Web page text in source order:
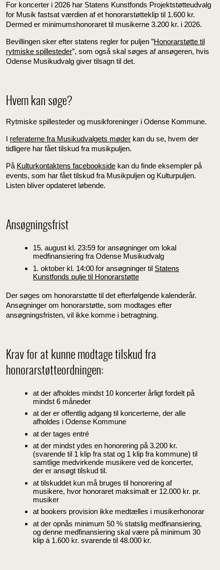
For koncerter i 2026 har Statens Kunstfonds Projektstøtteudvalg
for Musik fastsat værdien af et honorarstøtteklip til 1.600 kr.
Dermed er minimumshonoraret til musikerne 3.200 kr. i 2026.
Bevillingen sker efter statens regler for puljen ”Honorarstøtte til
rytmiske spillesteder”, som også skal søges af ansøgeren, hvis
Odense Musikudvalg giver tilsagn til det.
Hvem kan søge?
Rytmiske spillesteder og musikforeninger i Odense Kommune.
I referaterne fra Musikudvalgets møder kan du se, hvem der
tidligere har fået tilskud fra musikpuljen.
På Kulturkontaktens facebookside kan du finde eksempler på
events, som har fået tilskud fra Musikpuljen og Kulturpuljen.
Listen bliver opdateret løbende.
Ansøgningsfrist
15. august kl. 23:59 for ansøgninger om lokal
medfinansiering fra Odense Musikudvalg
1. oktober kl. 14:00 for ansøgninger til Statens
Kunstfonds pulje til Honorarstøtte
Der søges om honorarstøtte til det efterfølgende kalenderår.
Ansøgninger om honorarstøtte, som modtages efter
ansøgningsfristen, vil ikke komme i betragtning.
Krav for at kunne modtage tilskud fra
honorarstøtteordningen:
at der afholdes mindst 10 koncerter årligt fordelt på
mindst 6 måneder
at der er offentlig adgang til koncerterne, der alle
afholdes i Odense Kommune
at der tages entré
at der mindst ydes en honorering på 3.200 kr.
(svarende til 1 klip fra stat og 1 klip fra kommune) til
samtlige medvirkende musikere ved de koncerter,
der er ansøgt tilskud til.
at tilskuddet kun må bruges til honorering af
musikere, hvor honoraret maksimalt er 12.000 kr. pr.
musiker
at bookers provision ikke medtælles i musikerhonorar
at der opnås minimum 50 % statslig medfinansiering,
og denne medfinansiering skal være på minimum 30
klip á 1.600 kr. svarende til 48.000 kr.